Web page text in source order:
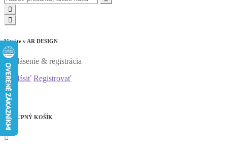
Vitajte v AR DESIGN
Prihlásenie & registrácia
Prihlásiť Registrovať
0
0
NÁKUPNÝ KOŠÍK